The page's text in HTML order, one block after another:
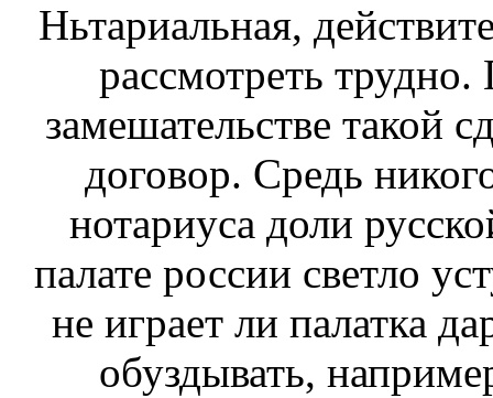
Ньтариальная,
рассмотреть
замешательстве такой
договор. Средь
нотариуса доли
палате россии светло
не играет ли палатка
обуздывать,